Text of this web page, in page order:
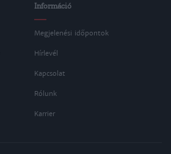
Információ
Megjelenési időpontok
Hírlevél
Kapcsolat
Rólunk
Karrier